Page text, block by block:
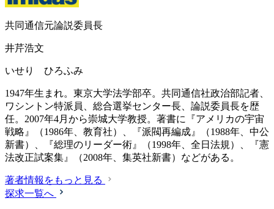
共同通信元論説委員長
井芹浩文
いせり ひろふみ
1947年生まれ。東京大学法学部卒。共同通信社政治部記者、
ワシントン特派員、総合選挙センター長、論説委員長を歴
任。2007年4月から崇城大学教授。著書に『アメリカの宇宙
戦略』（1986年、教育社）、『派閥再編成』（1988年、中公
新書）、『総理のリーダー術』（1998年、全日法規）、『憲
法改正試案集』（2008年、集英社新書）などがある。
著者情報をもっと見る
探求一覧へ